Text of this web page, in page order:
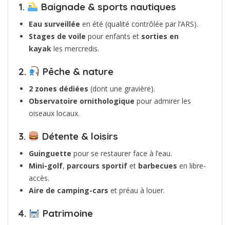
1. Baignade & sports nautiques
Eau surveillée en été (qualité contrôlée par l’ARS).
Stages de voile pour enfants et sorties en
kayak les mercredis.
2. Pêche & nature
2 zones dédiées (dont une gravière).
Observatoire ornithologique pour admirer les
oiseaux locaux.
3. Détente & loisirs
Guinguette pour se restaurer face à l’eau.
Mini-golf, parcours sportif et barbecues en libre-
accès.
Aire de camping-cars et préau à louer.
4. Patrimoine